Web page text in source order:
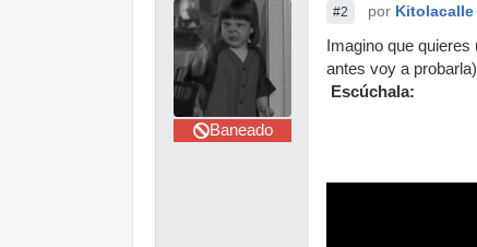
Baneado
#2 por Kitolacalle
Imagino que
antes voy a
Escúchala: